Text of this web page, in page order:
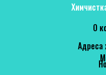
О
Адреса